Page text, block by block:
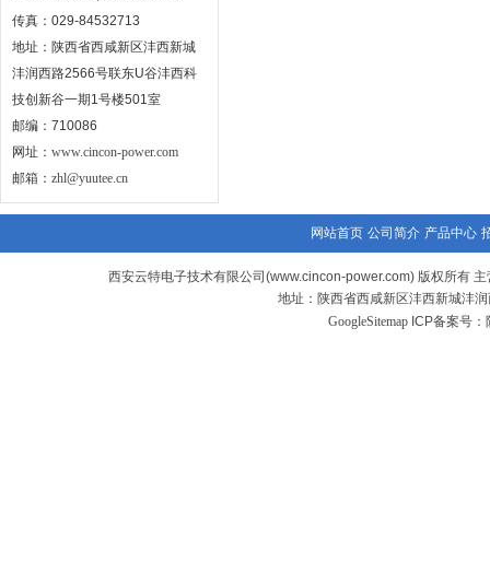
传真：029-84532713
地址：陕西省西咸新区沣西新城
沣润西路2566号联东U谷沣西科
技创新谷一期1号楼501室
邮编：710086
网址： www.cincon-power.com
邮箱： zhl@yuutee.cn
网站首页 公司简介 产品中心
西安云特电子技术有限公司(www.cincon-power.com) 版权所有 主
地址：陕西省西咸新区沣西新城沣
GoogleSitemap ICP备案号：